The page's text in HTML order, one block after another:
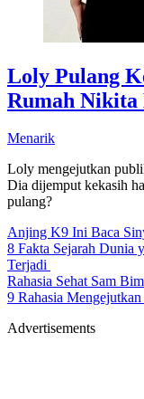
Loly Pulang
Rumah
Menarik
Loly mengejutkan
Dia dijemput kekasih
pulang?
Anjing K9 Ini Baca
8 Fakta Sejarah Dunia
Terjadi
Rahasia Sehat Sam
9 Rahasia
Advertisements